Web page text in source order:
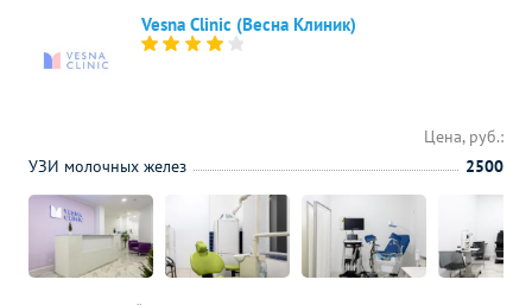
Vesna Clinic (Весна Клиник)
Цена, руб.:
УЗИ молочных желез
2500